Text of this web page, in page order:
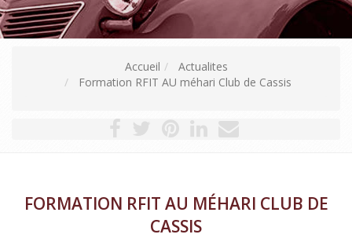
Accueil
Actualites
Formation RFIT AU méhari Club de Cassis
FORMATION RFIT AU MÉHARI CLUB DE
CASSIS